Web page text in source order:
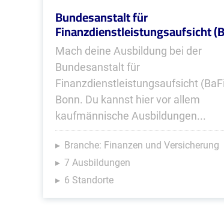
Bundesanstalt für
Finanzdienstleistungsaufsicht
Mach deine Ausbildung bei der
Bundesanstalt für
Finanzdienstleistungsaufsicht
Bonn. Du kannst hier vor allem
kaufmännische Ausbildungen...
Branche: Finanzen und Versicherung
7 Ausbildungen
6 Standorte